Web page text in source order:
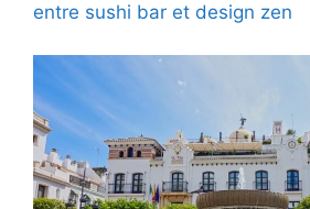
entre sushi bar et design zen